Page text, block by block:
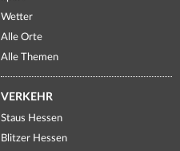
Wetter
Alle Orte
Alle Themen
VERKEHR
Staus Hessen
Blitzer Hessen